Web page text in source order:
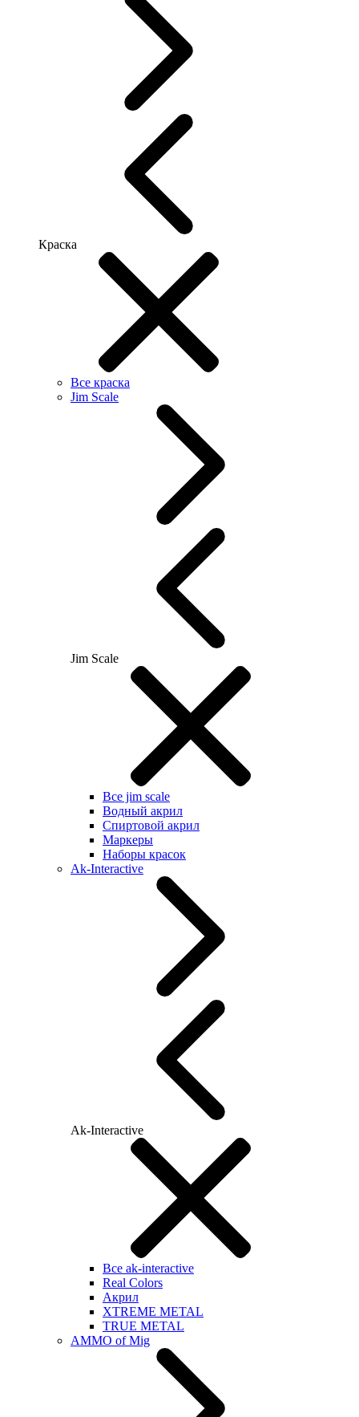
Краска
Все краска
Jim Scale
Jim Scale
Все jim scale
Водный акрил
Спиртовой акрил
Маркеры
Наборы красок
Ak-Interactive
Ak-Interactive
Все ak-interactive
Real Colors
Акрил
XTREME METAL
TRUE METAL
AMMO of Mig